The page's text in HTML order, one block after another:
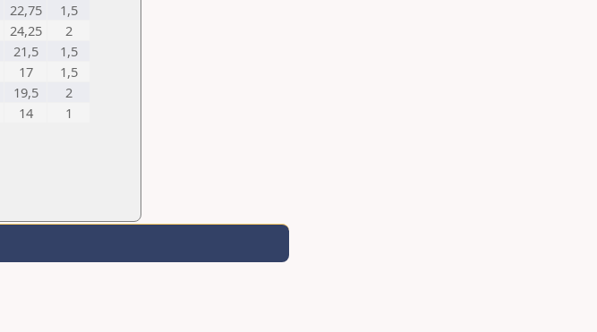
22,75
1,5
24,25
2
21,5
1,5
17
1,5
19,5
2
14
1